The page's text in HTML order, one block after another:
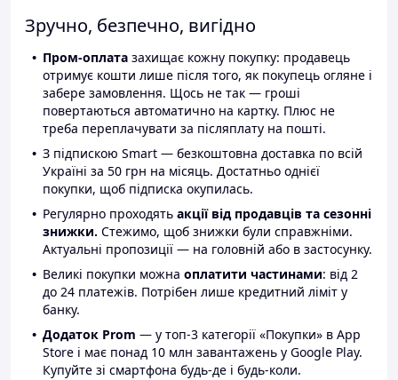
Зручно, безпечно, вигідно
Пром-оплата захищає кожну покупку: продавець
отримує кошти лише після того, як покупець огляне і
забере замовлення. Щось не так — гроші
повертаються автоматично на картку. Плюс не
треба переплачувати за післяплату на пошті.
З підпискою Smart — безкоштовна доставка по всій
Україні за 50 грн на місяць. Достатньо однієї
покупки, щоб підписка окупилась.
Регулярно проходять акції від продавців та сезонні
знижки. Стежимо, щоб знижки були справжніми.
Актуальні пропозиції — на головній або в застосунку.
Великі покупки можна оплатити частинами: від 2
до 24 платежів. Потрібен лише кредитний ліміт у
банку.
Додаток Prom — у топ-3 категорії «Покупки» в App
Store і має понад 10 млн завантажень у Google Play.
Купуйте зі смартфона будь-де і будь-коли.